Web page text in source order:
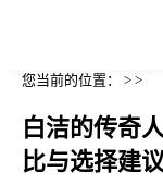
您当前的位置： > >
白洁的传奇
比与选择建